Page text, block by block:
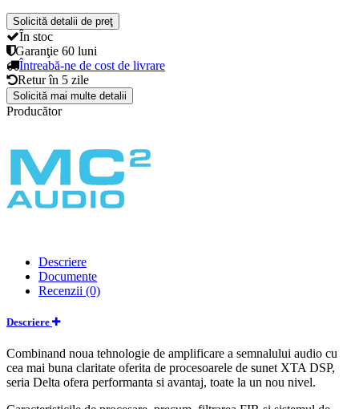
Solicită detalii de preţ
În stoc
Garanţie 60 luni
Întreabă-ne de cost de livrare
Retur în 5 zile
Solicită mai multe detalii
Producător
Descriere
Documente
Recenzii (0)
Descriere
Combinand noua tehnologie de amplificare a semnalului audio cu
cea mai buna claritate oferita de procesoarele de sunet XTA DSP,
seria Delta ofera performanta si avantaj, toate la un nou nivel.